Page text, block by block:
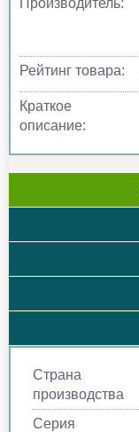
Рейтинг товара:
Краткое
описание:
Страна
производства
Серия